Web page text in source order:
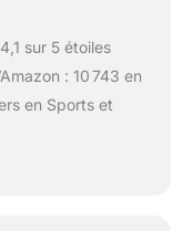
sur 5 étoiles
: 10 743 en
en Sports et